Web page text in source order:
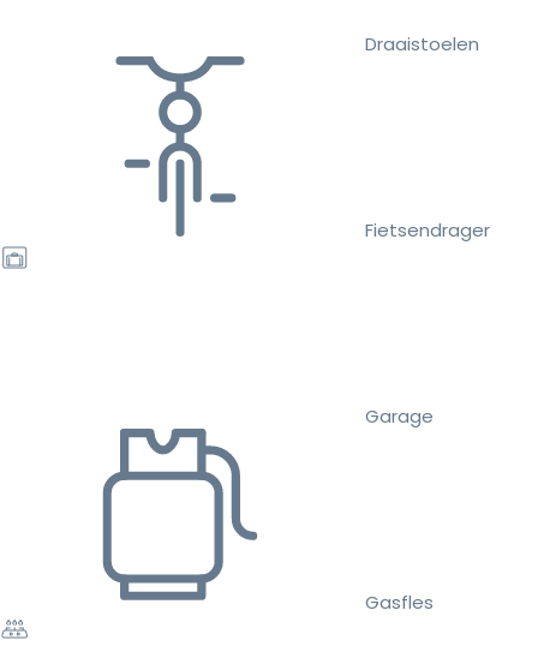
Draaistoelen
Fietsendrager
Garage
Gasfles